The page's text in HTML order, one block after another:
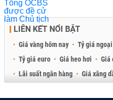
LIÊN KẾT NỔI BẬT
Giá vàng hôm nay Tỷ giá
Tỷ giá euro
Giá heo hơi Giá
Lãi suất ngân hàng
Giá xăng